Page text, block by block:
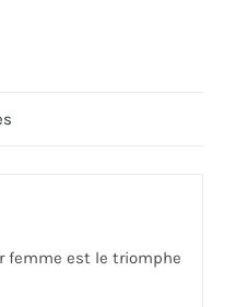
femme est le triomphe